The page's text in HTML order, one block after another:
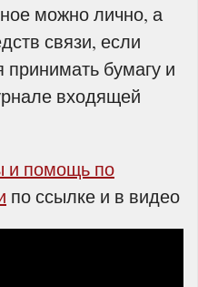
можно лично, а
связи, если
принимать бумагу и
входящей
и помощь по
по ссылке и в видео